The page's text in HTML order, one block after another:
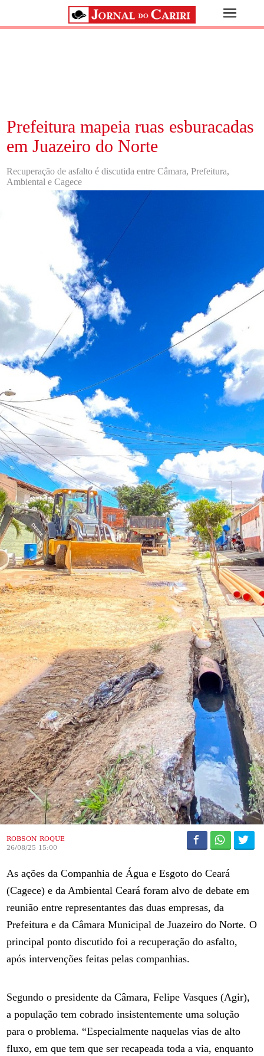
Prefeitura mapeia ruas esburacadas
em Juazeiro do Norte
Recuperação de asfalto é discutida entre Câmara, Prefeitura,
Ambiental e Cagece
ROBSON ROQUE
26/08/25 15:00
As ações da Companhia de Água e Esgoto do Ceará
(Cagece) e da Ambiental Ceará foram alvo de debate em
reunião entre representantes das duas empresas, da
Prefeitura e da Câmara Municipal de Juazeiro do Norte. O
principal ponto discutido foi a recuperação do asfalto,
após intervenções feitas pelas companhias.
Segundo o presidente da Câmara, Felipe Vasques (Agir),
a população tem cobrado insistentemente uma solução
para o problema. “Especialmente naquelas vias de alto
fluxo, em que tem que ser recapeada toda a via, enquanto